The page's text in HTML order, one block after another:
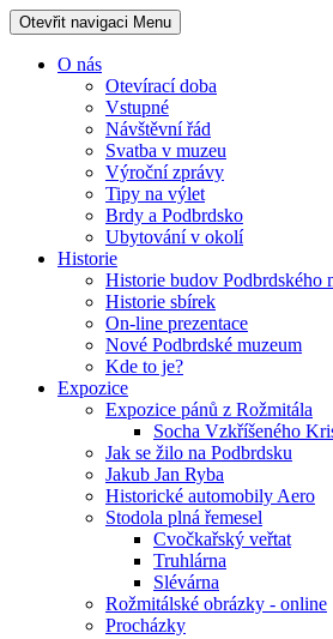
Otevřit navigaci Menu
O nás
Otevírací doba
Vstupné
Návštěvní řád
Svatba v muzeu
Výroční zprávy
Tipy na výlet
Brdy a Podbrdsko
Ubytování v okolí
Historie
Historie budov Podbrdského
Historie sbírek
On-line prezentace
Nové Podbrdské muzeum
Kde to je?
Expozice
Expozice pánů z Rožmitála
Socha Vzkříšeného
Jak se žilo na Podbrdsku
Jakub Jan Ryba
Historické automobily Aero
Stodola plná řemesel
Cvočkařský veřtat
Truhlárna
Slévárna
Rožmitálské obrázky - online
Procházky